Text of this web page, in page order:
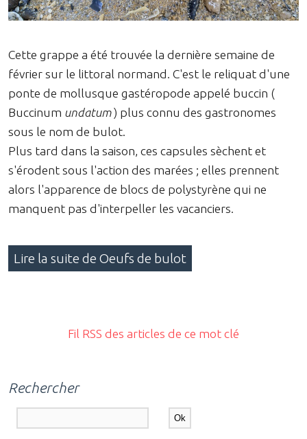
Cette grappe a été trouvée la dernière semaine de
février sur le littoral normand. C'est le reliquat d'une
ponte de mollusque gastéropode appelé buccin (
Buccinum undatum) plus connu des gastronomes
sous le nom de bulot.
Plus tard dans la saison, ces capsules sèchent et
s'érodent sous l'action des marées ; elles prennent
alors l'apparence de blocs de polystyrène qui ne
manquent pas d'interpeller les vacanciers.
Lire la suite de Oeufs de bulot
Fil RSS des articles de ce mot clé
Rechercher